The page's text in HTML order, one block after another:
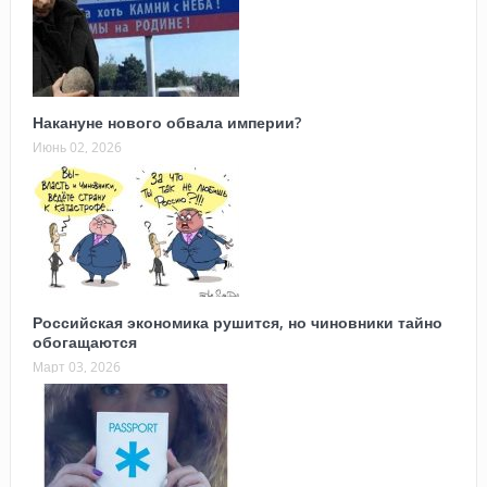
Накануне нового обвала империи?
Июнь 02, 2026
Российская экономика рушится, но чиновники тайно
обогащаются
Март 03, 2026